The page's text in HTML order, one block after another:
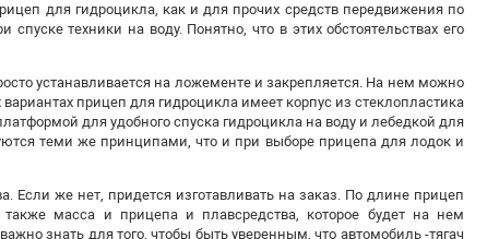
для гидроцикла, как и для прочих средств передвижения по
техники на воду. Понятно, что в этих обстоятельствах его
устанавливается на ложементе и закрепляется. На нем можно
прицеп для гидроцикла имеет корпус из стеклопластика
для удобного спуска гидроцикла на воду и лебедкой для
теми же принципами, что и при выборе прицепа для лодок и
Если же нет, придется изготавливать на заказ. По длине прицеп
масса и прицепа и плавсредства, которое будет на нем
знать для того, чтобы быть уверенным, что автомобиль -тягач